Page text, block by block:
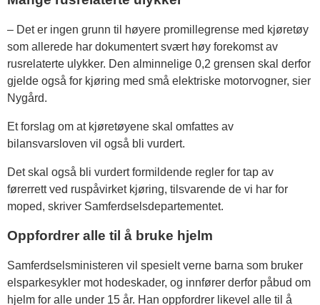
– Det er ingen grunn til høyere promillegrense med kjøretøy
som allerede har dokumentert svært høy forekomst av
rusrelaterte ulykker. Den alminnelige 0,2 grensen skal derfor
gjelde også for kjøring med små elektriske motorvogner, sier
Nygård.
Et forslag om at kjøretøyene skal omfattes av
bilansvarsloven vil også bli vurdert.
Det skal også bli vurdert formildende regler for tap av
førerrett ved ruspåvirket kjøring, tilsvarende de vi har for
moped, skriver Samferdselsdepartementet.
Oppfordrer alle til å bruke hjelm
Samferdselsministeren vil spesielt verne barna som bruker
elsparkesykler mot hodeskader, og innfører derfor påbud om
hjelm for alle under 15 år. Han oppfordrer likevel alle til å